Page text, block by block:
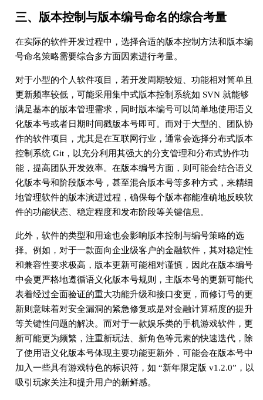
三、版本控制与版本编号命名的综合考量
在实际的软件开发过程中，选择合适的版本控制方法和版本编
号命名策略需要综合多方面因素进行考量。
对于小型的个人软件项目，若开发周期较短、功能相对简单且
更新频率较低，可能采用集中式版本控制系统如 SVN 就能够
满足基本的版本管理需求，同时版本编号可以简单地使用语义
化版本号或者日期时间戳版本号即可。而对于大型的、团队协
作的软件项目，尤其是在互联网行业，通常会选择分布式版本
控制系统 Git，以充分利用其强大的分支管理和分布式协作功
能，提高团队开发效率。在版本编号方面，则可能会结合语义
化版本号和阶段版本号，甚至混合版本号等多种方式，来精细
地管理软件的版本演进过程，确保每个版本都能准确地反映软
件的功能状态、稳定程度和发布阶段等关键信息。
此外，软件的类型和用途也会影响版本控制与编号策略的选
择。例如，对于一款面向企业级客户的金融软件，其对稳定性
和兼容性要求极高，版本更新可能相对谨慎，因此在版本编号
中会更严格地遵循语义化版本号规则，主版本号的更新可能代
表着经过全面验证的重大功能升级和接口变更，而修订号的更
新则意味着对安全漏洞的紧急修复或是对金融计算精度的提升
等关键性问题的解决。而对于一款娱乐类的手机游戏软件，更
新可能更为频繁，注重新玩法、新角色等元素的快速迭代，除
了使用语义化版本号体现主要功能更新外，可能会在版本号中
加入一些具有游戏特色的标识符，如 “新年限定版 v1.2.0”，以
吸引玩家关注和提升用户的新鲜感。